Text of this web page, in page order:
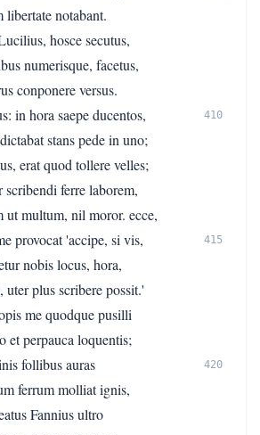
libertate notabant.
hosce secutus,
numerisque, facetus,
conponere versus.
in hora saepe ducentos,
410
stans pede in uno;
erat quod tollere velles;
scribendi ferre laborem,
ut multum, nil moror. ecce,
provocat 'accipe, si vis,
415
nobis locus, hora,
uter plus scribere possit.'
me quodque pusilli
et perpauca loquentis;
follibus auras
420
ferrum molliat ignis,
Fannius ultro